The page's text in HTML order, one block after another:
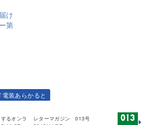
け
第
電装あらかると
レターマガジン 013号
るオンラ